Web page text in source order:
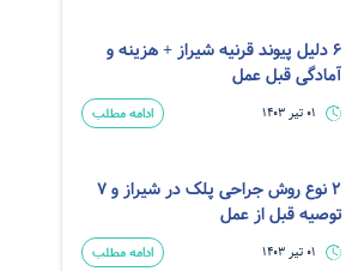
6 دلیل پیوند قرنیه شیراز + هزینه و
آمادگی قبل عمل
01 تیر 1403 ادامه مطلب
2 نوع روش جراحی پلک در شیراز و 7
توصیه قبل از عمل
01 تیر 1403 ادامه مطلب